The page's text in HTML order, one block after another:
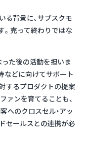
る背景に、サブスクモ
売って終わりではな
た後の活動を担いま
などに向けてサポート
するプロダクトの提案
ァンを育てることも、
へのクロスセル・アッ
セールスとの連携が必